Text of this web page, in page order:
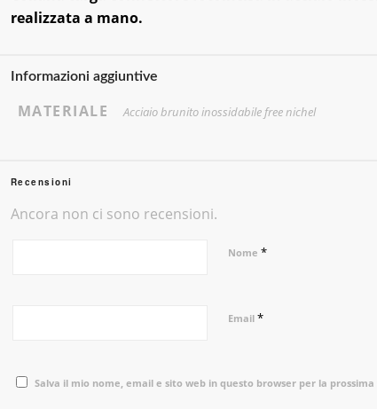
realizzata a mano.
Informazioni aggiuntive
MATERIALE Acciaio brunito inossidabile free nichel
Recensioni
Ancora non ci sono recensioni.
Nome *
Email *
Salva il mio nome, email e sito web in questo browser per la